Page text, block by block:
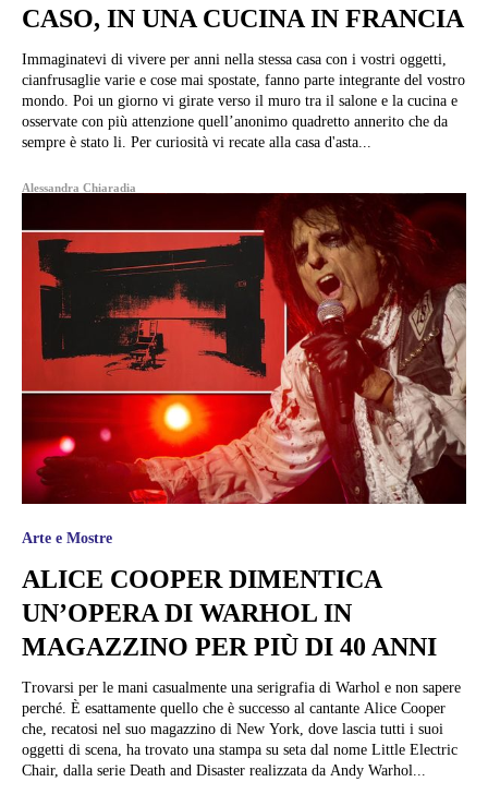
CASO, IN UNA CUCINA IN FRANCIA
Immaginatevi di vivere per anni nella stessa casa con i vostri oggetti,
cianfrusaglie varie e cose mai spostate, fanno parte integrante del vostro
mondo. Poi un giorno vi girate verso il muro tra il salone e la cucina e
osservate con più attenzione quell’anonimo quadretto annerito che da
sempre è stato li. Per curiosità vi recate alla casa d'asta...
Alessandra Chiaradia
Arte e Mostre
ALICE COOPER DIMENTICA
UN’OPERA DI WARHOL IN
MAGAZZINO PER PIÙ DI 40 ANNI
Trovarsi per le mani casualmente una serigrafia di Warhol e non sapere
perché. È esattamente quello che è successo al cantante Alice Cooper
che, recatosi nel suo magazzino di New York, dove lascia tutti i suoi
oggetti di scena, ha trovato una stampa su seta dal nome Little Electric
Chair, dalla serie Death and Disaster realizzata da Andy Warhol...